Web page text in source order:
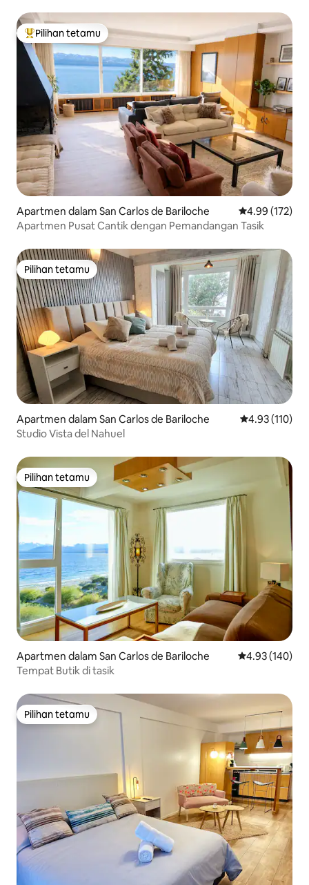
Pilihan utama tetamu
Pilihan tetamu
Apartmen dalam San Carlos de Bariloche Penarafan
4.99 (172)
Apartmen Pusat Cantik dengan Pemandangan Tasik
Pilihan tetamu
Pilihan tetamu
Apartmen dalam San Carlos de Bariloche Penarafan
4.93 (110)
Studio Vista del Nahuel
Pilihan tetamu
Pilihan tetamu
Apartmen dalam San Carlos de Bariloche Penarafan
4.93 (140)
Tempat Butik di tasik
Pilihan tetamu
Pilihan tetamu